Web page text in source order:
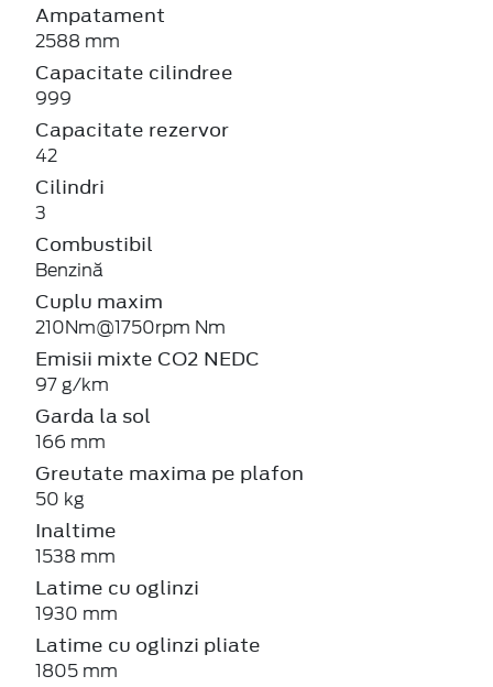
Ampatament
2588 mm
Capacitate cilindree
999
Capacitate rezervor
42
Cilindri
3
Combustibil
Benzină
Cuplu maxim
210Nm@1750rpm Nm
Emisii mixte CO2 NEDC
97 g/km
Garda la sol
166 mm
Greutate maxima pe plafon
50 kg
Inaltime
1538 mm
Latime cu oglinzi
1930 mm
Latime cu oglinzi pliate
1805 mm